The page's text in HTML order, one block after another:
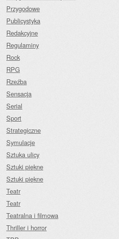
Przygodowe
Publicystyka
Redakcyjne
Regulaminy
Rock
RPG
Rzeźba
Sensacja
Serial
Sport
Strategiczne
Symulacje
Sztuka ulicy
Sztuki piękne
Sztuki piękne
Teatr
Teatr
Teatralna i filmowa
Thriller i horror